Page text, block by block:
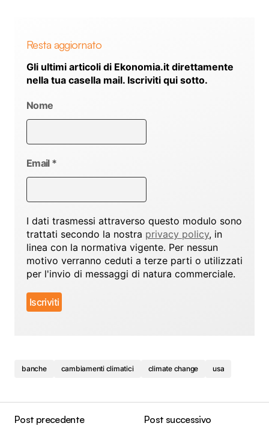
Resta aggiornato
Gli ultimi articoli di Ekonomia.it direttamente
nella tua casella mail. Iscriviti qui sotto.
Nome
Email *
I dati trasmessi attraverso questo modulo sono
trattati secondo la nostra privacy policy, in
linea con la normativa vigente. Per nessun
motivo verranno ceduti a terze parti o utilizzati
per l'invio di messaggi di natura commerciale.
banche cambiamenti climatici climate change usa
Post precedente
Post successivo